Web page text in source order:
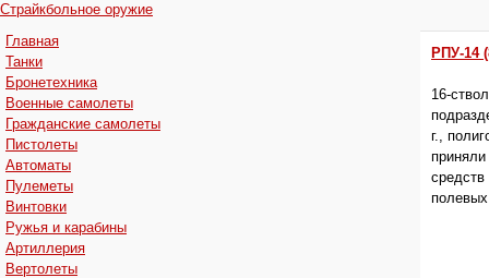
Страйкбольное оружие
Главная
Танки
Бронетехника
Военные самолеты
Гражданские самолеты
Пистолеты
Автоматы
Пулеметы
Винтовки
Ружья и карабины
Артиллерия
Вертолеты
РПУ-14
16-
г.,